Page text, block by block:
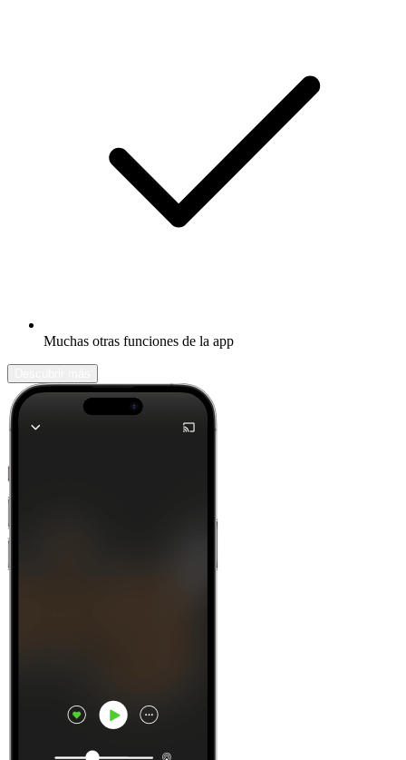
Muchas otras funciones de la app